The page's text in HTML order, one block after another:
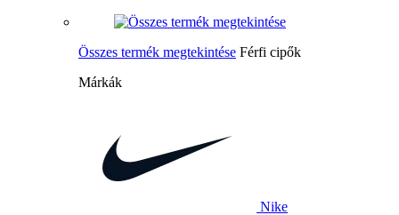
Összes termék megtekintése Férfi cipők
Márkák
Nike